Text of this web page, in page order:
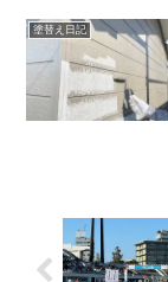
塗替え日記